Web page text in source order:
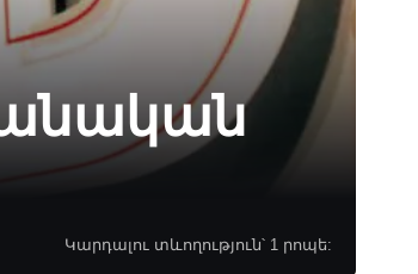
Կարդալու տևողություն՝ 1 րոպե: